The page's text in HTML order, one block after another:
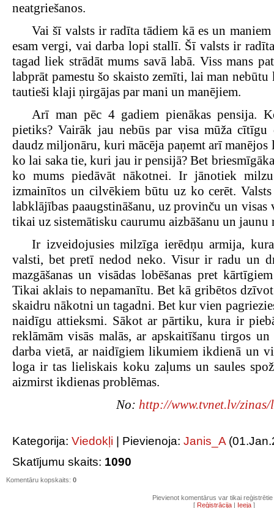
neatgriešanos.
Vai šī valsts ir radīta tādiem kā es un
esam vergi, vai darba lopi stallī. Šī valsts ir
tagad liek strādāt mums savā labā. Viss mans
labprāt pamestu šo skaisto zemīti, lai man
tautieši klaji ņirgājas par mani un manējiem.
Arī man pēc 4 gadiem pienākas pensija.
pietiks? Vairāk jau nebūs par visa mūža
daudz miljonāru, kuri mācēja paņemt arī
ko lai saka tie, kuri jau ir pensijā? Bet
ko mums piedāvāt nākotnei. Ir jānotiek
izmainītos un cilvēkiem būtu uz ko cerēt.
labklājības paaugstināšanu, uz provinču un
tikai uz sistemātisku caurumu aizbāšanu un jaunu
Ir izveidojusies milzīga ierēdņu armija,
valsti, bet pretī nedod neko. Visur ir radu un
mazgāšanas un visādas lobēšanas pret
Tikai aklais to nepamanītu. Bet kā gribētos
skaidru nākotni un tagadni. Bet kur vien
naidīgu attieksmi. Sākot ar pārtiku, kura ir
reklāmām visās malās, ar apskaitīšanu tirgos
darba vietā, ar naidīgiem likumiem ikdienā un
loga ir tas lieliskais koku zaļums un saules
aizmirst ikdienas problēmas.
No: http://www.tvnet.lv/
Kategorija: Viedokļi Pievienoja: Janis_A
Skatījumu skaits: 1090
Komentāru kopskaits: 0
Pievienot komentārus var tikai reģistrētie
[ Reģistrācija | Ieeja ]